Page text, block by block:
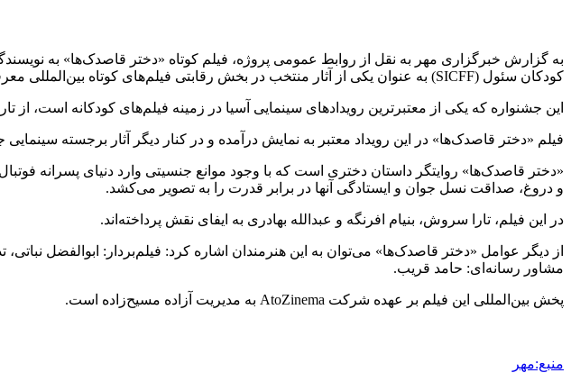
به گزارش خبرگزاری مهر به نقل از روابط عمومی پروژه، فیلم کوتاه «دختر قاصدک‌ها» به
کودکان سئول (SICFF) به‌ عنوان یکی از آثار منتخب در بخش رقابتی فیلم‌های کوتاه بین‌المللی معرفی شود.
این جشنواره که یکی از معتبرترین رویدادهای سینمایی آسیا در زمینه فیلم‌های کودکانه است، از تاریخ ۱۹ تا ۲۶ شهریور (۱۰ تا ۱۷ سپتامبر ۲۰۲۵) در سئول برگزار
فیلم «دختر قاصدک‌ها» در این رویداد معتبر به نمایش درآمده و در کنار دیگر آثار برجسته
«دختر قاصدک‌ها» روایتگر داستان دختری است که با وجود موانع جنسیتی وارد دنیای پسرانه
و دروغ، صداقت نسل جوان و ایستادگی آنها در برابر قدرت را به تصویر می‌کشد.
در این فیلم، تارا سروش، بنیام افرنگه و عبدالله بهادری به ایفای نقش پرداخته‌اند.
از دیگر عوامل «دختر قاصدک‌ها» می‌توان به این هنرمندان اشاره کرد: فیلم‌بردار: ابوالفضل
مشاور رسانه‌ای: حامد قریب.
پخش بین‌المللی این فیلم بر عهده شرکت AtoZinema به مدیریت آزاده مسیح‌زاده است.
منبع:مهر